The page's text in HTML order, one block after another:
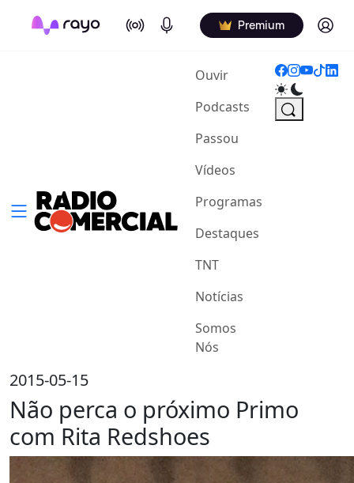
On Air Podcasts Premium Log in
Ouvir(current)
Podcasts
Passou
Vídeos
Programas
Destaques
TNT
Notícias
Somos
Nós
2015-05-15
Não perca o próximo Primo
com Rita Redshoes